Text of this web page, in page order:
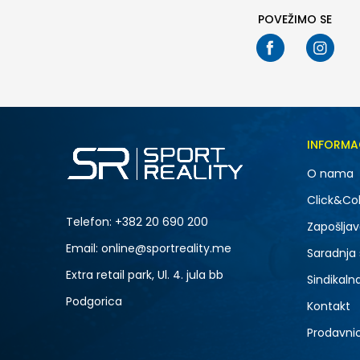
POVEŽIMO SE
Telefon: +382 20 690 200
Email: online@sportreality.me
Extra retail park, Ul. 4. jula bb
Podgorica
O nama
Kontakt